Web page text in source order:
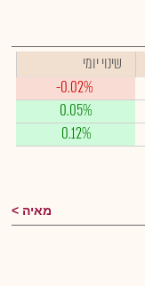
שינוי יומי
-0.02%
0.05%
0.12%
מאיה